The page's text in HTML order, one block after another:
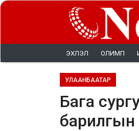
ЭХЛЭЛ ОЛИМП
УЛААНБААТАР
Бага
барилгын